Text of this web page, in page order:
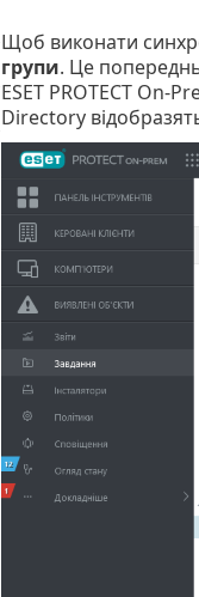
Щоб виконати
групи. Це
ESET PROTECT On-
Directory